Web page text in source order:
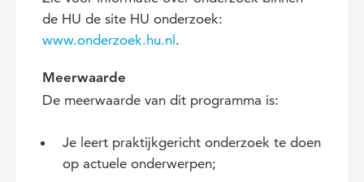
de HU de site HU onderzoek:
www.onderzoek.hu.nl .
Meerwaarde
De meerwaarde van dit programma is:
Je leert praktijkgericht onderzoek te doen
op actuele onderwerpen;